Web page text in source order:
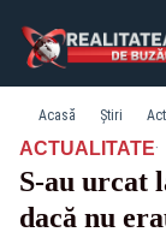
Acasă Știri
ACTUALITATE·
S-au urcat
dacă nu